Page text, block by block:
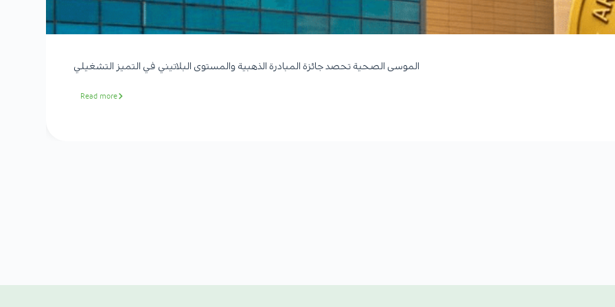
الموسى الصحية تحصد جائزة المبادرة الذهبية والمستوى البلاتيني في التميز التشغيلي
Read more